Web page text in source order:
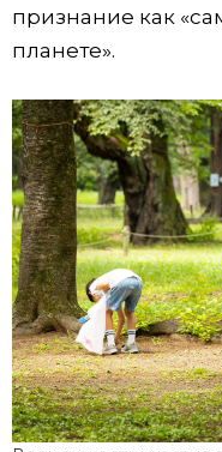
признание как
планете».